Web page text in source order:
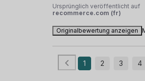
Ursprünglich veröffentlicht auf
recommerce.com (fr)
Originalbewertung anzeigen
1 2 3 4